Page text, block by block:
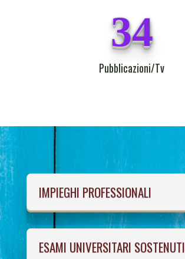
34
Pubblicazioni/Tv
IMPIEGHI PROFESSIONALI
ESAMI UNIVERSITARI SOSTENUTI